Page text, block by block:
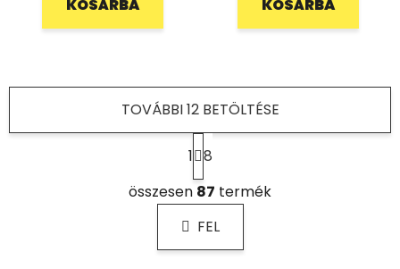
KOSÁRBA KOSÁRBA
L
i
s
t
a
TOVÁBBI 12 BETÖLTÉSE
L
a
p
o
z
á
1 8
összesen 87 termék
FEL